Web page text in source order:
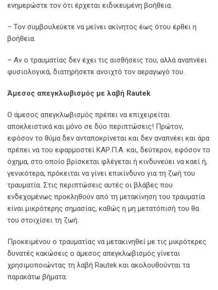
ενημερώστε τον ότι έρχεται ειδικευμένη βοήθεια.
– Τον συμβουλεύετε να μείνει ακίνητος έως ότου έρθει η
βοήθεια.
– Aν ο τραυματίας δεν έχει τις αισθήσεις του, αλλά αναπνέει
φυσιολογικά, διατηρήσετε ανοιχτό τον αεραγωγό του.
Άμεσος απεγκλωβισμός με λαβή Rautek
Ο άμεσος απεγκλωβισμός πρέπει να επιχειρείται
αποκλειστικά και μόνο σε δύο περιπτώσεις! Πρώτον,
εφόσον το θύμα δεν ανταποκρίνεται και δεν αναπνέει και άρα
πρέπει να του εφαρμοστεί ΚΑΡ.Π.Α. και, δεύτερον, εφόσον το
όχημα, στο οποίο βρίσκεται φλέγεται ή κινδυνεύει να καεί ή,
γενικότερα, πρόκειται να γίνει επικίνδυνο για τη ζωή του
τραυματία. Στις περιπτώσεις αυτές οι βλάβες που
ενδεχομένως προκληθούν από τη μετακίνηση του τραυματία
είναι μικρότερης σημασίας, καθώς η μη μετατόπισή του θα
του στοιχίσει τη ζωή.
Προκειμένου ο τραυματίας να μετακινηθεί με τις μικρότερες
δυνατές κακώσεις ο άμεσος απεγκλωβισμός γίνεται
χρησιμοποιώντας τη λαβή Rautek και ακολουθούνται τα
παρακάτω βήματα: